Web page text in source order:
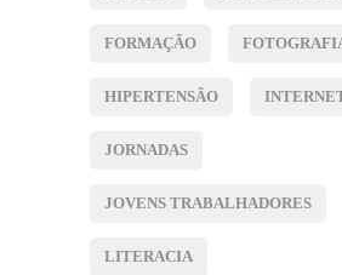
FORMAÇÃO
HIPERTENSÃO
JORNADAS
JOVENS TRABALHADORES
LITERACIA